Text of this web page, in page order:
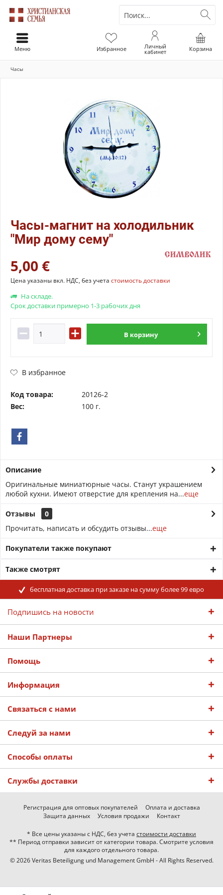
Корзина
Избранное Личный
кабинет
Меню
Часы
Часы-магнит на холодильник
"Мир дому сему"
5,00 €
Цена указаны вкл. НДС, без учета стоимость доставки
На складе.
Срок доставки примерно 1-3 рабочих дня
В корзину
В избранное
Код товара:
20126-2
Вес:
100 г.
Описание
Оригинальные миниатюрные часы. Станут украшением
любой кухни. Имеют отверстие для крепления на...еще
Отзывы
0
Прочитать, написать и обсудить отзывы...еще
Покупатели также покупают
Также смотрят
бесплатная доставка при заказе на сумму более 99 евро
Подпишись на новости
Наши Партнеры
Помощь
Информация
Связаться с нами
Следуй за нами
Способы оплаты
Службы доставки
Регистрация для оптовых покупателей
Оплата и доставка
Защита данных
Условия продажи Контакт
* Все цены указаны с НДС, без учета стоимости доставки
** Период отправки зависит от категории товара. Смотрите условия
для каждого отдельного товара.
© 2026 Veritas Beteiligung und Management GmbH - All Rights Reserved.